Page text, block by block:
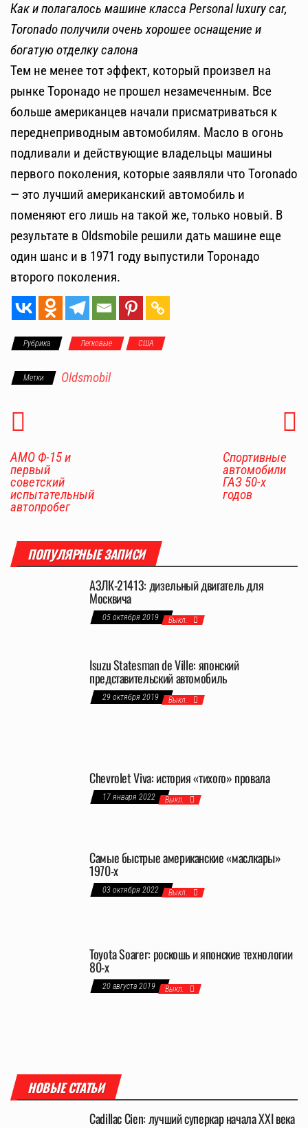
Как и полагалось машине класса Personal luxury car,
Toronado получили очень хорошее оснащение и
богатую отделку салона
Тем не менее тот эффект, который произвел на
рынке Торонадо не прошел незамеченным. Все
больше американцев начали присматриваться к
переднеприводным автомобилям. Масло в огонь
подливали и действующие владельцы машины
первого поколения, которые заявляли что Toronado
— это лучший американский автомобиль и
поменяют его лишь на такой же, только новый. В
результате в Oldsmobile решили дать машине еще
один шанс и в 1971 году выпустили Торонадо
второго поколения.
Рубрика Легковые США
Метки Oldsmobil
АМО Ф-15 и
первый
советский
испытательный
автопробег
Спортивные
автомобили
ГАЗ 50-х
годов
ПОПУЛЯРНЫЕ ЗАПИСИ
АЗЛК-21413: дизельный двигатель для
Москвича
05 октября 2019 Выкл.
Isuzu Statesman de Ville: японский
представительский автомобиль
29 октября 2019 Выкл.
Chevrolet Viva: история «тихого» провала
17 января 2022 Выкл.
Самые быстрые американские «маслкары»
1970-х
03 октября 2022 Выкл.
Toyota Soarer: роскошь и японские технологии
80-х
20 августа 2019 Выкл.
НОВЫЕ СТАТЬИ
Cadillac Cien: лучший суперкар начала XXI века